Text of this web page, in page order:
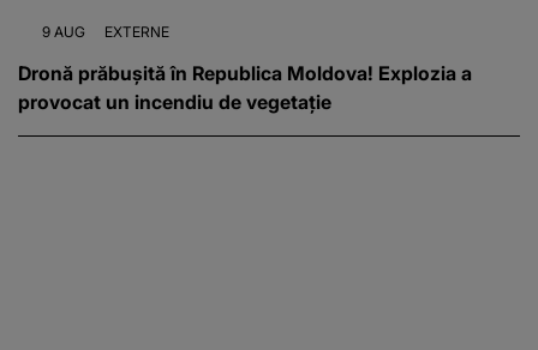
9 AUG EXTERNE
Dronă prăbușită în Republica Moldova! Explozia a
provocat un incendiu de vegetație